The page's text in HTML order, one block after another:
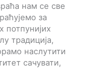
нам се све
за
потпунијих
традиција,
наслутити
сачувати,